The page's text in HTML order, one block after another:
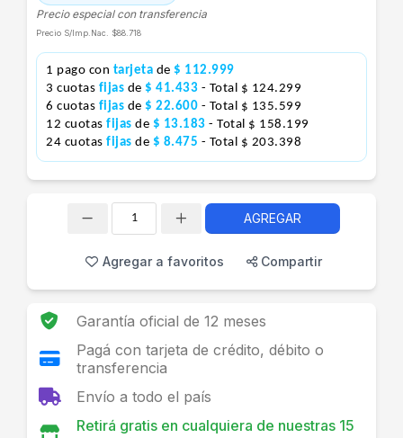
Precio especial con transferencia
Precio S/Imp.Nac. $88.718
1 pago con tarjeta de $ 112.999
3 cuotas fijas de $ 41.433 - Total $ 124.299
6 cuotas fijas de $ 22.600 - Total $ 135.599
12 cuotas fijas de $ 13.183 - Total $ 158.199
24 cuotas fijas de $ 8.475 - Total $ 203.398
AGREGAR
Agregar a favoritos Compartir
Garantía oficial de 12 meses
Pagá con tarjeta de crédito, débito o
transferencia
Envío a todo el país
Retirá gratis en cualquiera de nuestras 15